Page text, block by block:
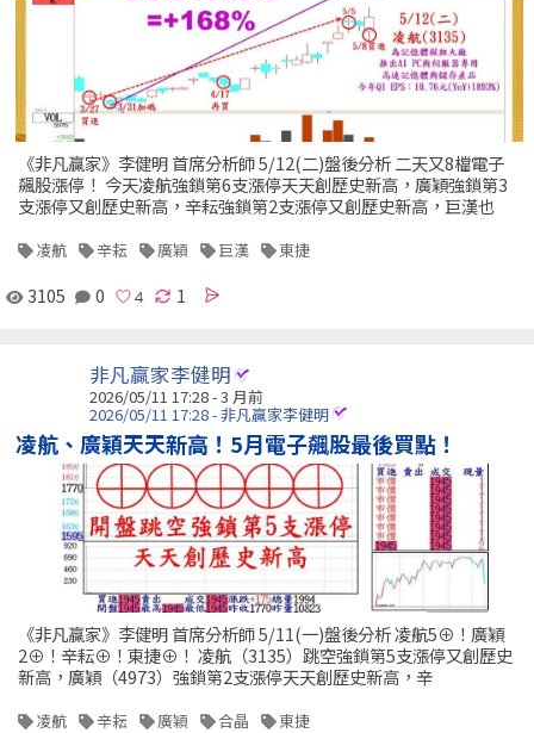
《非凡贏家》李健明 首席分析師 5/12(二)盤後分析 二天又8檔電子
飆股漲停！ 今天凌航強鎖第6支漲停天天創歷史新高，廣穎強鎖第3
支漲停又創歷史新高，辛耘強鎖第2支漲停又創歷史新高，巨漢也
凌航 辛耘 廣穎 巨漢 東捷
3105 0 1
非凡贏家李健明
2026/05/11 17:28 - 3 月前
2026/05/11 17:28 - 非凡贏家李健明
凌航、廣穎天天新高！5月電子飆股最後買點！
《非凡贏家》李健明 首席分析師 5/11(一)盤後分析 凌航5⊕！廣穎
2⊕！辛耘⊕！東捷⊕！ 凌航（3135）跳空強鎖第5支漲停又創歷史
新高，廣穎（4973）強鎖第2支漲停天天創歷史新高，辛
凌航 辛耘 廣穎 合晶 東捷